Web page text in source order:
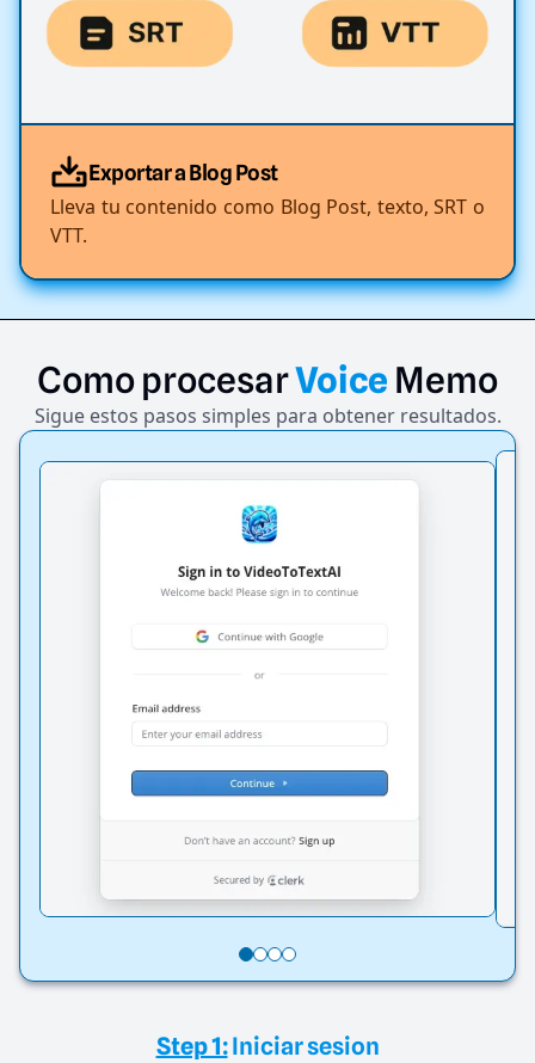
Exportar a Blog Post
Lleva tu contenido como Blog Post, texto, SRT o
VTT.
ComoprocesarVoice Memo
Sigue estos pasos simples para obtener resultados.
Step 1:Iniciar sesion